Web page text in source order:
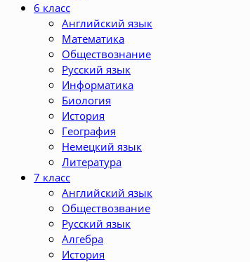
6 класс
Английский язык
Математика
Обществознание
Русский язык
Информатика
Биология
История
География
Немецкий язык
Литература
7 класс
Английский язык
Обществозвание
Русский язык
Алгебра
История